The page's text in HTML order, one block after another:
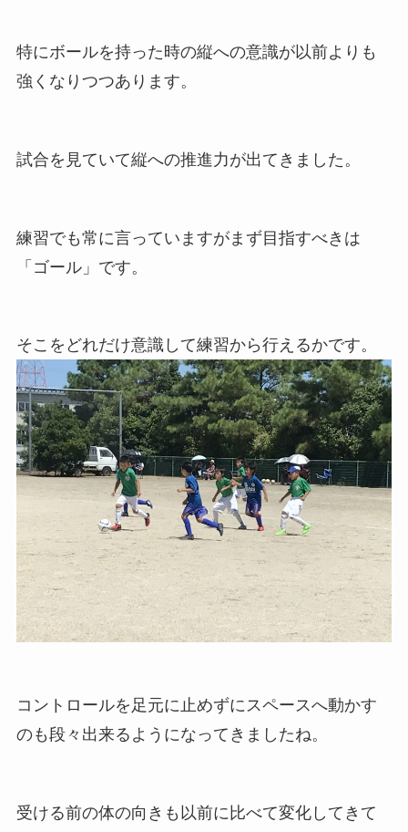
特にボールを持った時の縦への意識が以前よりも
強くなりつつあります。
試合を見ていて縦への推進力が出てきました。
練習でも常に言っていますがまず目指すべきは
「ゴール」です。
そこをどれだけ意識して練習から行えるかです。
コントロールを足元に止めずにスペースへ動かす
のも段々出来るようになってきましたね。
受ける前の体の向きも以前に比べて変化してきて